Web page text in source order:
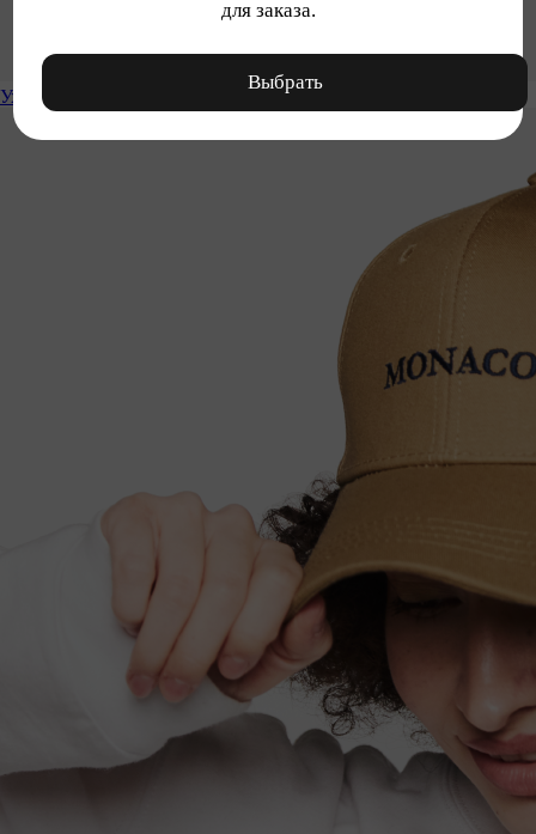
Уход
для заказа.
Выбрать